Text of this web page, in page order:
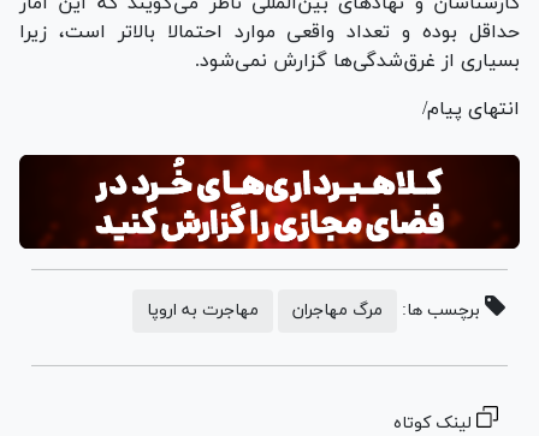
حداقل بوده و تعداد واقعی موارد احتمالا بالاتر است، زیرا
بسیاری از غرق‌شدگی‌ها گزارش نمی‌شود.
انتهای پیام/
برچسب ها: مرگ مهاجران مهاجرت به اروپا
لینک کوتاه